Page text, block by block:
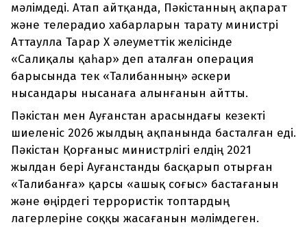
мәлімдеді. Атап айтқанда, Пәкістанның ақпарат
және телерадио хабарларын тарату министрі
Аттаулла Тарар X әлеуметтік желісінде
«Салиқалы қаһар» деп аталған операция
барысында тек «Талибанның» әскери
нысандары нысанаға алынғанын айтты.
Пәкістан мен Ауғанстан арасындағы кезекті
шиеленіс 2026 жылдың ақпанында басталған еді.
Пәкістан Қорғаныс министрлігі елдің 2021
жылдан бері Ауғанстанды басқарып отырған
«Талибанға» қарсы «ашық соғыс» бастағанын
және өңірдегі террористік топтардың
лагерлеріне соққы жасағанын мәлімдеген.